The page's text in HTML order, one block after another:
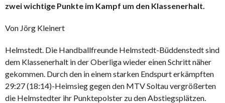
zwei wichtige Punkte im Kampf um den Klassenerhalt.
Von Jörg Kleinert
Helmstedt. Die Handballfreunde Helmstedt-Büddenstedt sind
dem Klassenerhalt in der Oberliga wieder einen Schritt näher
gekommen. Durch den in einem starken Endspurt erkämpften
29:27 (18:14)-Heimsieg gegen den MTV Soltau vergrößerten
die Helmstedter ihr Punktepolster zu den Abstiegsplätzen.